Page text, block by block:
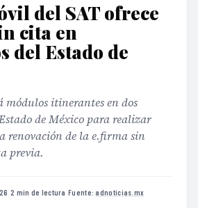
del SAT ofrece
cita en
del Estado de
módulos itinerantes en dos
de México para realizar
renovación de la e.firma sin
previa.
·2 min de lectura ·Fuente:adnoticias.mx